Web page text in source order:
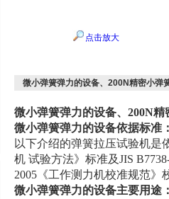
点击放大
微小弹簧弹力的设备、200N精密小弹
微小弹簧弹力的设备、200N
微小弹簧弹力的设备依据标准
以下介绍的弹簧拉压试验机是
机 试验方法》标准及JIS
2005《工作测力机校准规范》
微小弹簧弹力的设备主要用途